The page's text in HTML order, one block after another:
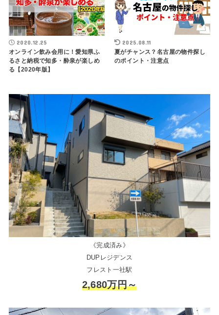
2020.12.25
オンライン飲み会用に！愛知県ふ
るさと納税で知多・酔泉が楽しめ
る【2020年版】
2025.08.11
夏がチャンス？名古屋の物件探し
のポイント・注意点
《完成済み》
DUPレジデンス
フレスト一社駅
2,680万円～